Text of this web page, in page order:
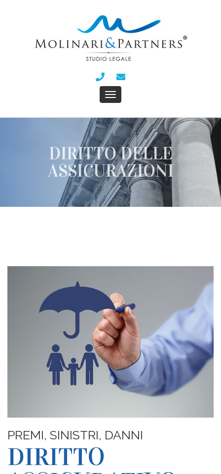
DIRITTO DELLE
ASSICURAZIONI
PREMI, SINISTRI, DANNI
DIRITTO